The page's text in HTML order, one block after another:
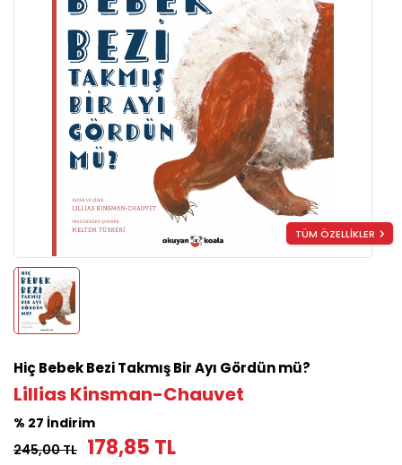
TÜM ÖZELLİKLER
Hiç Bebek Bezi Takmış Bir Ayı Gördün mü?
Lillias Kinsman-Chauvet
% 27 İndirim
245,00 TL 178,85 TL